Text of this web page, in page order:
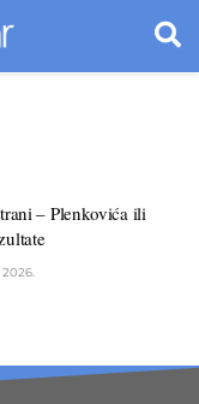
– Plenkovića ili
2026.